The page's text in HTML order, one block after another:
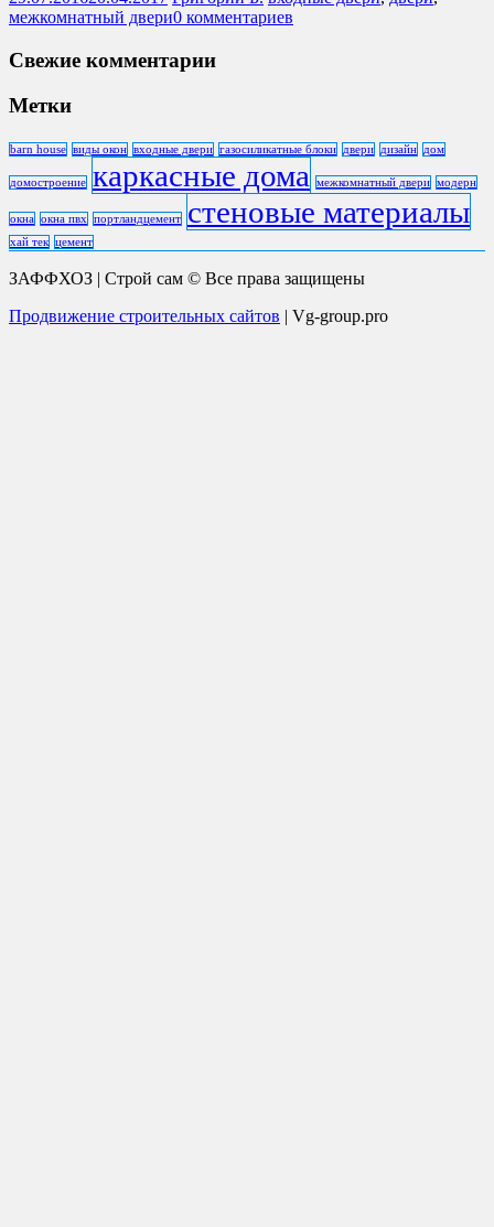
межкомнатный двери0 комментариев
Свежие комментарии
Метки
barn house виды окон входные двери газосиликатные блоки двери дизайн дом
домостроение каркасные дома межкомнатный двери модерн
окна окна пвх портландцемент стеновые материалы
хай тек цемент
ЗАФФХОЗ | Строй сам © Все права защищены
Продвижение строительных сайтов | Vg-group.pro